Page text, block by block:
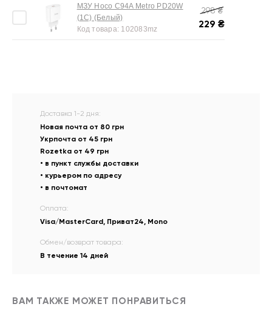
МЗУ Hoco C94A Metro PD20W
(1C) (Белый)
Код товара: 102083mz
298₴
229 ₴
Доставка 1-2 дня:
Новая почта от 80 грн
Укрпочта от 45 грн
Rozetka от 49 грн
• в пункт службы доставки
• курьером по адресу
• в почтомат
Оплата:
Visa/MasterCard, Приват24, Mono
Обмен/возврат товара:
В течение 14 дней
ВАМ ТАКЖЕ МОЖЕТ ПОНРАВИТЬСЯ